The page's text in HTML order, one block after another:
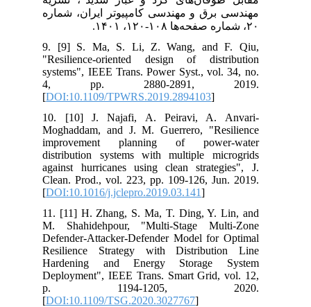
مهندسی برق و مهندسی کامپیوتر ایران، شماره
۲۰، شماره صفحه‌ها ۱۰۸-۱۲۰، ۱۴۰۱.
9. [9] S. Ma, S. Li, Z. Wang, and F. Qiu,
"Resilience-oriented design of distribution
systems", IEEE Trans. Power Syst., vol. 34, no.
4, pp. 2880-2891, 2019.
[DOI:10.1109/TPWRS.2019.2894103
10. [10] J. Najafi, A. Peiravi, A. Anvari-
Moghaddam, and J. M. Guerrero, "Resilience
improvement planning of power-water
distribution systems with multiple microgrids
against hurricanes using clean strategies", J.
Clean. Prod., vol. 223, pp. 109-126, Jun. 2019.
[DOI:10.1016/j.jclepro.2019.03.141
11. [11] H. Zhang, S. Ma, T. Ding, Y. Lin, and
M. Shahidehpour, "Multi-Stage Multi-Zone
Defender-Attacker-Defender Model for Optimal
Resilience Strategy with Distribution Line
Hardening and Energy Storage System
Deployment", IEEE Trans. Smart Grid, vol. 12,
p. 1194-1205, 2020.
[DOI:10.1109/TSG.2020.3027767